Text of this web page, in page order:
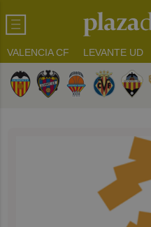
VALENCIA CF LEVANTE UD